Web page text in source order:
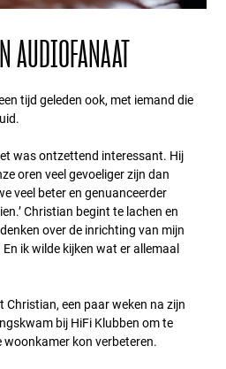
AUDIOFANAAT
tijd geleden ook, met iemand die
was ontzettend interessant. Hij
oren veel gevoeliger zijn dan
veel beter en genuanceerder
Christian begint te lachen en
over de inrichting van mijn
ik wilde kijken wat er allemaal
Christian, een paar weken na zijn
bij HiFi Klubben om te
woonkamer kon verbeteren.